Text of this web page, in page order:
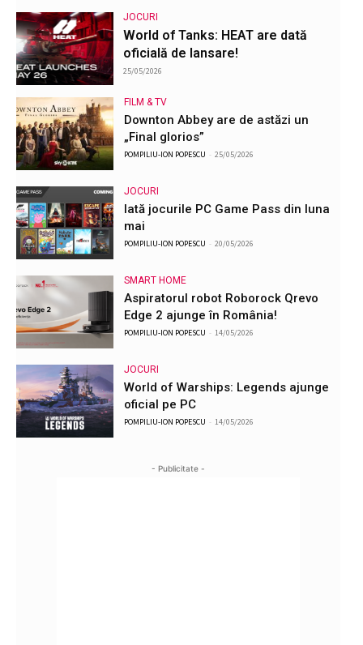
JOCURI
World of Tanks: HEAT are dată
oficială de lansare!
25/05/2026
FILM & TV
Downton Abbey are de astăzi un
„Final glorios”
POMPILIU-ION POPESCU - 25/05/2026
JOCURI
Iată jocurile PC Game Pass din luna
mai
POMPILIU-ION POPESCU - 20/05/2026
SMART HOME
Aspiratorul robot Roborock Qrevo
Edge 2 ajunge în România!
POMPILIU-ION POPESCU - 14/05/2026
JOCURI
World of Warships: Legends ajunge
oficial pe PC
POMPILIU-ION POPESCU - 14/05/2026
- Publicitate -